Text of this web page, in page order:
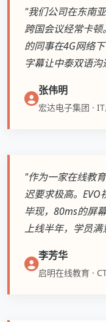
"我们公司在东南
跨国会议经常卡顿
的同事在4G网络
字幕让中泰双语
张伟明
宏达电子集团 ·
"作为一家在线教
迟要求极高。
毕现，80ms的屏
上线半年，学员
李芳华
启明在线教育 ·